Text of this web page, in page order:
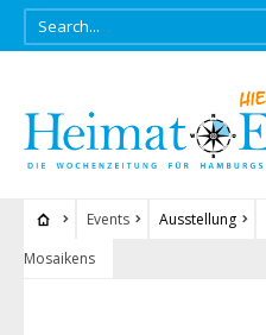
Events Ausstellung
Mosaikens